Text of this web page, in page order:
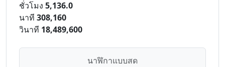
ชั่วโมง 5,136.0
นาที 308,160
วินาที 18,489,600
นาฬิกาแบบสด